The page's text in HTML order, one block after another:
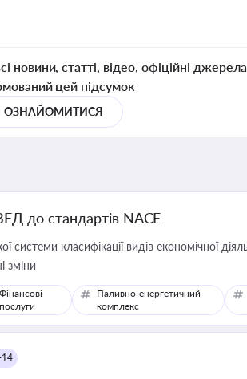
новини, статті, відео, офіційні
цей підсумок
ОЗНАЙОМИТИСЯ
до стандартів NACE
системи класифікації видів економічної
зміни
Фінансові
послуги
Паливно-енергетичний
комплекс